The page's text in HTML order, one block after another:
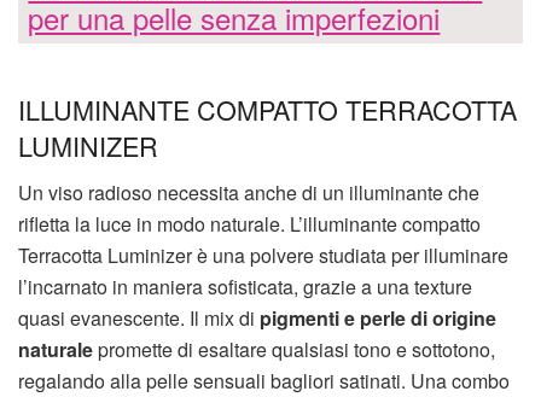
per una pelle senza imperfezioni
ILLUMINANTE COMPATTO TERRACOTTA
LUMINIZER
Un viso radioso necessita anche di un illuminante che
rifletta la luce in modo naturale. L’illuminante compatto
Terracotta Luminizer è una polvere studiata per illuminare
l’incarnato in maniera sofisticata, grazie a una texture
quasi evanescente. Il mix di pigmenti e perle di origine
naturalepromette di esaltare qualsiasi tono e sottotono,
regalando alla pelle sensuali bagliori satinati. Una combo